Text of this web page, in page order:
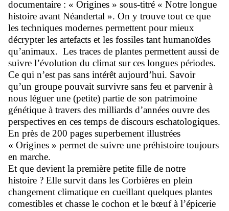
documentaire : « Origines » sous-titré « Notre longue
histoire avant Néandertal ». On y trouve tout ce que
les techniques modernes permettent pour mieux
décrypter les artefacts et les fossiles tant humanoïdes
qu’animaux. Les traces de plantes permettent aussi de
suivre l’évolution du climat sur ces longues périodes.
Ce qui n’est pas sans intérêt aujourd’hui. Savoir
qu’un groupe pouvait survivre sans feu et parvenir à
nous léguer une (petite) partie de son patrimoine
génétique à travers des milliards d’années ouvre des
perspectives en ces temps de discours eschatologiques.
En près de 200 pages superbement illustrées
« Origines » permet de suivre une préhistoire toujours
en marche.
Et que devient la première petite fille de notre
histoire ? Elle survit dans les Corbières en plein
changement climatique en cueillant quelques plantes
comestibles et chasse le cochon et le bœuf à l’épicerie